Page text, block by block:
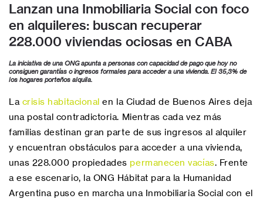
Lanzan una Inmobiliaria Social con foco
en alquileres: buscan recuperar
228.000 viviendas ociosas en CABA
La iniciativa de una ONG apunta a personas con capacidad de pago que hoy no
consiguen garantías o ingresos formales para acceder a una vivienda. El 35,3% de
los hogares porteños alquila.
La crisis habitacionalen la Ciudad de Buenos Aires deja
una postal contradictoria. Mientras cada vez más
familias destinan gran parte de sus ingresos al alquiler
y encuentran obstáculos para acceder a una vivienda,
unas 228.000 propiedades permanecen vacías. Frente
a ese escenario, la ONG Hábitat para la Humanidad
Argentina puso en marcha una Inmobiliaria Social con el